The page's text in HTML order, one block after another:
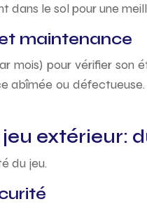
dans le sol pour une
maintenance
mois) pour vérifier
ou
extérieur:
du jeu.